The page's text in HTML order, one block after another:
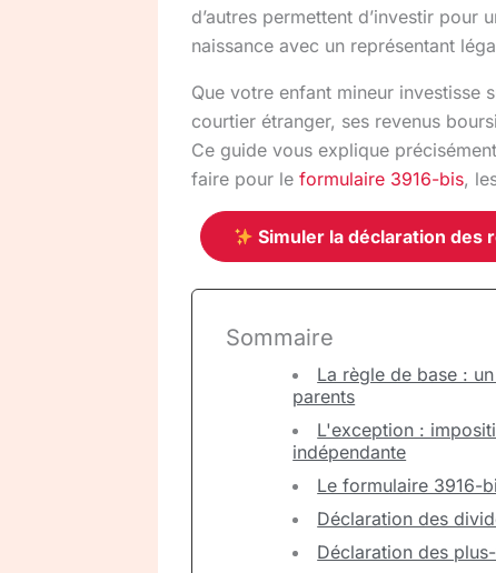
d’autres permettent d’investir
naissance avec un représentant
Que votre enfant mineur investisse
courtier étranger, ses revenus
Ce guide vous explique
faire pour le formulaire 3916-bis,
Simuler la déclaration des
Sommaire
La règle de base :
parents
L'exception :
indépendante
Le formulaire 3916-
Déclaration des
Déclaration des